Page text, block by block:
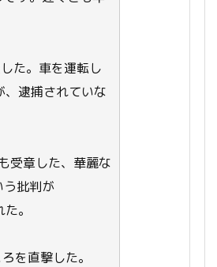
た。車を運転し
逮捕されていな
受章した、華麗な
批判が
。
を直撃した。